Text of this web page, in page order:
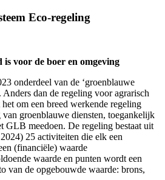
Eco-regeling
is voor de boer en omgeving
onderdeel van de ‘groenblauwe
dan de regeling voor agrarisch
om een breed werkende regeling
groenblauwe diensten, toegankelijk
GLB meedoen. De regeling bestaat uit
25 activiteiten die elk een
(financiële) waarde
waarde en punten wordt een
van de opgebouwde waarde: brons,